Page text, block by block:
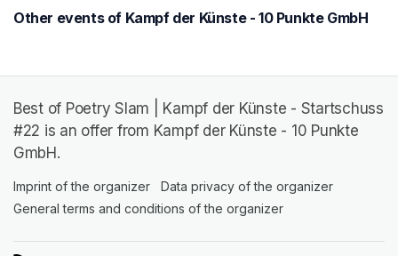
Other events of Kampf der Künste - 10 Punkte GmbH
Best of Poetry Slam | Kampf der Künste - Startschuss
#22 is an offer from Kampf der Künste - 10 Punkte
GmbH.
Imprint of the organizer (opens in a new tab)
Data privacy of the organizer
General terms and conditions of the organizer